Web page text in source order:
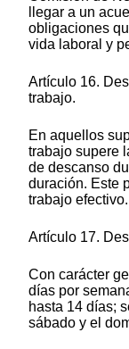
llegar a un
obligaciones
vida laboral y
Artículo 16.
trabajo.
En aquellos
trabajo supere
de descanso
duración. Este
trabajo efectivo.
Artículo 17.
Con carácter
días por
hasta 14 días;
sábado y el